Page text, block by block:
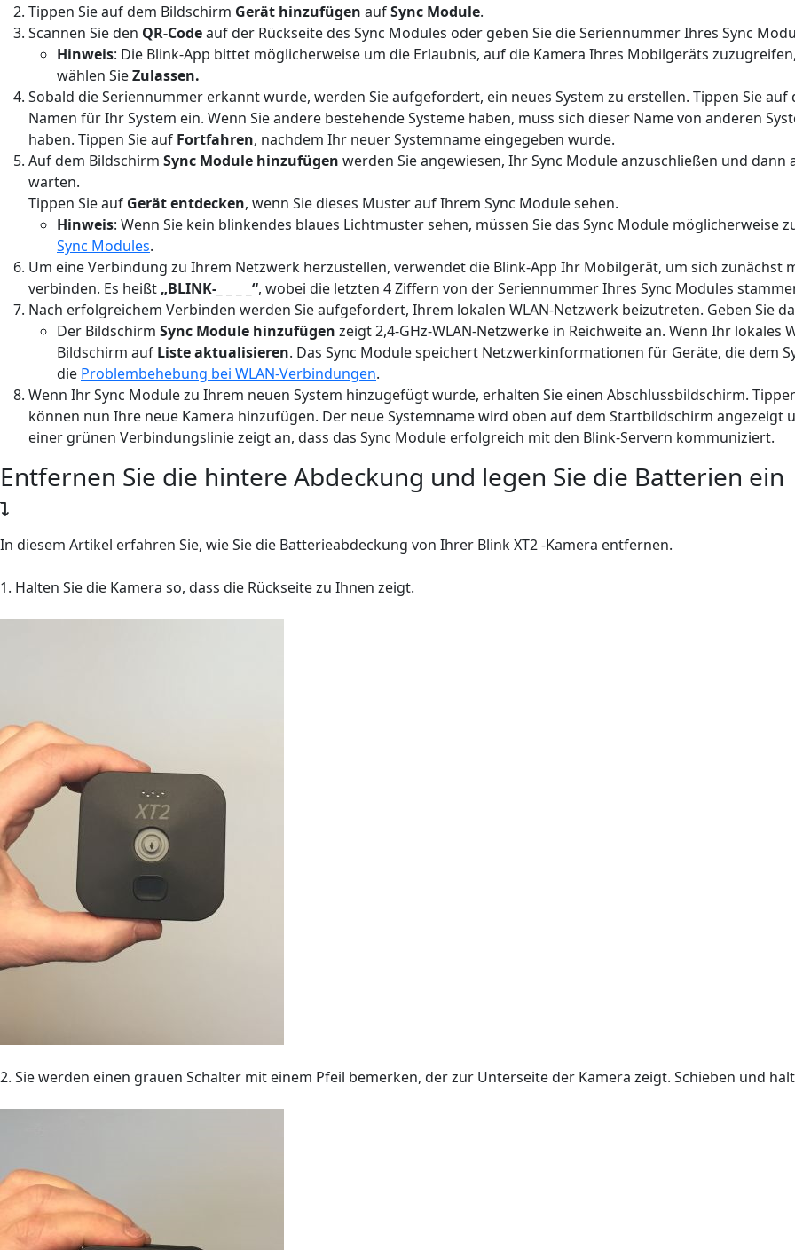
Tippen Sie auf dem Bildschirm Gerät hinzufügen aufSync Module.
Scannen Sie den QR-Codeauf der Rückseite des Sync Modules oder geben Sie die Seriennummer Ihres Sync
Hinweis: Die Blink-App bittet möglicherweise um die Erlaubnis, auf die Kamera Ihres Mobilgeräts
wählen SieZulassen.
Sobald die Seriennummer erkannt wurde, werden Sie aufgefordert, ein neues System zu erstellen. Tippen Sie
Namen für Ihr System ein. Wenn Sie andere bestehende Systeme haben, muss sich dieser Name von anderen
haben. Tippen Sie auf Fortfahren, nachdem Ihr neuer Systemname eingegeben wurde.
Auf dem Bildschirm Sync Module hinzufügen werden Sie angewiesen, Ihr Sync Module anzuschließen und
warten.
Tippen Sie auf Gerät entdecken, wenn Sie dieses Muster auf Ihrem Sync Module sehen.
Hinweis: Wenn Sie kein blinkendes blaues Lichtmuster sehen, müssen Sie das Sync Module
Sync Modules.
Um eine Verbindung zu Ihrem Netzwerk herzustellen, verwendet die Blink-App Ihr Mobilgerät, um sich zunächst
verbinden. Es heißt „BLINK-_ _ _ _“, wobei die letzten 4 Ziffern von der Seriennummer Ihres Sync Modules
Nach erfolgreichem Verbinden werden Sie aufgefordert, Ihrem lokalen WLAN-Netzwerk beizutreten. Geben Sie
Der Bildschirm Sync Module hinzufügen zeigt 2,4-GHz-WLAN-Netzwerke in Reichweite an. Wenn Ihr
Bildschirm auf Liste aktualisieren. Das Sync Module speichert Netzwerkinformationen für Geräte, die dem
die Problembehebung bei WLAN-Verbindungen.
Wenn Ihr Sync Module zu Ihrem neuen System hinzugefügt wurde, erhalten Sie einen Abschlussbildschirm.
können nun Ihre neue Kamera hinzufügen. Der neue Systemname wird oben auf dem Startbildschirm angezeigt
einer grünen Verbindungslinie zeigt an, dass das Sync Module erfolgreich mit den Blink-Servern kommuniziert.
Entfernen Sie die hintere Abdeckung und legen Sie die Batterien ein
In diesem Artikel erfahren Sie, wie Sie die Batterieabdeckung von Ihrer Blink XT2 -Kamera entfernen.
1. Halten Sie die Kamera so, dass die Rückseite zu Ihnen zeigt.
2. Sie werden einen grauen Schalter mit einem Pfeil bemerken, der zur Unterseite der Kamera zeigt. Schieben und